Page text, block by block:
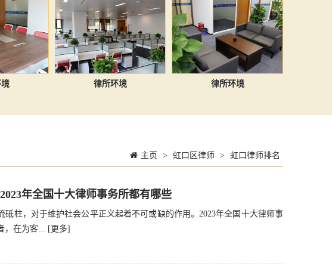
律所环境 律所环境
主页 > 虹口区律师 > 虹口律师排名
年全国十大律师事务所都有哪些
砥柱，对于维护社会公平正义起着不可或缺的作用。2023年全国十大律师事
，在为客... [更多]